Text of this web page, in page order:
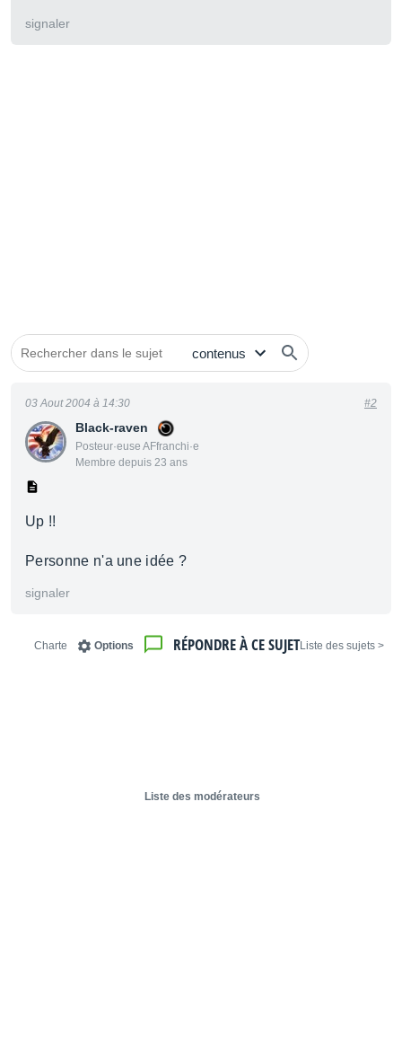
signaler
Black-raven
Posteur·euse AFfranchi·e
Membre depuis 23 ans
03 Aout 2004 à 14:30 #2
Up !!
Personne n'a une idée ?
signaler
< Liste des sujets
RÉPONDRE À CE SUJET
Options
Charte
Liste des modérateurs